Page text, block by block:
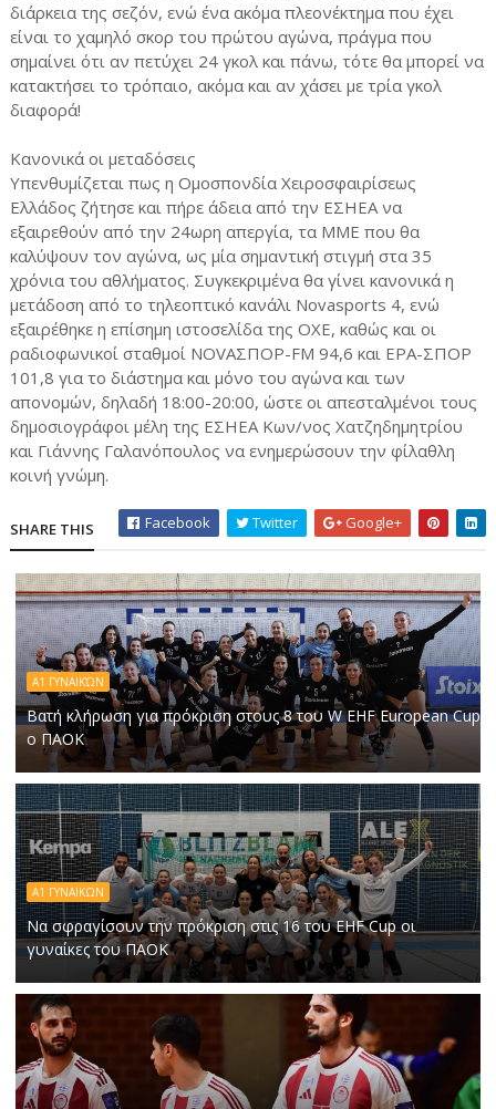
διάρκεια της σεζόν, ενώ ένα ακόμα πλεονέκτημα που έχει
είναι το χαμηλό σκορ του πρώτου αγώνα, πράγμα που
σημαίνει ότι αν πετύχει 24 γκολ και πάνω, τότε θα μπορεί να
κατακτήσει το τρόπαιο, ακόμα και αν χάσει με τρία γκολ
διαφορά!
Κανονικά οι μεταδόσεις
Υπενθυμίζεται πως η Ομοσπονδία Χειροσφαιρίσεως
Ελλάδος ζήτησε και πήρε άδεια από την ΕΣΗΕΑ να
εξαιρεθούν από την 24ωρη απεργία, τα ΜΜΕ που θα
καλύψουν τον αγώνα, ως μία σημαντική στιγμή στα 35
χρόνια του αθλήματος. Συγκεκριμένα θα γίνει κανονικά η
μετάδοση από το τηλεοπτικό κανάλι Novasports 4, ενώ
εξαιρέθηκε η επίσημη ιστοσελίδα της ΟΧΕ, καθώς και οι
ραδιοφωνικοί σταθμοί NOVAΣΠΟΡ-FM 94,6 και ΕΡΑ-ΣΠΟΡ
101,8 για το διάστημα και μόνο του αγώνα και των
απονομών, δηλαδή 18:00-20:00, ώστε οι απεσταλμένοι τους
δημοσιογράφοι μέλη της ΕΣΗΕΑ Κων/νος Χατζηδημητρίου
και Γιάννης Γαλανόπουλος να ενημερώσουν την φίλαθλη
κοινή γνώμη.
SHARE THIS Facebook Twitter Google+
Α1 ΓΥΝΑΙΚΏΝ
Βατή κλήρωση για πρόκριση στους 8 του W EHF European Cup
ο ΠΑΟΚ
Α1 ΓΥΝΑΙΚΩΝ
Να σφραγίσουν την πρόκριση στις 16 του EHF Cup οι
γυναίκες του ΠΑΟΚ